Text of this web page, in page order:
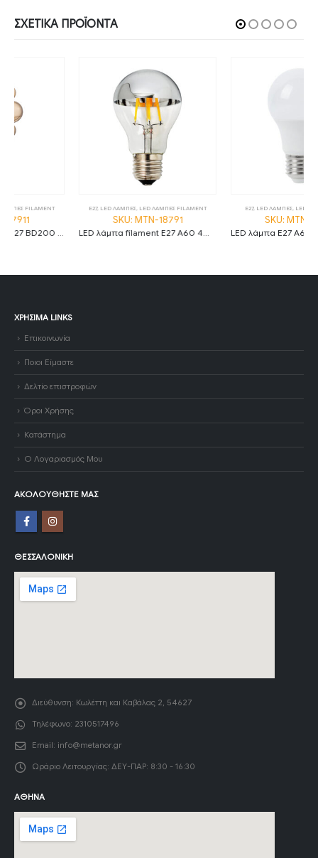
ΣΧΕΤΙΚΆ ΠΡΟΪΌΝΤΑ
E27 ,LED ΛΑΜΠΕΣ LED ΛΑΜΠΕΣ FILAMENT
SKU: MTN-18791
LED λάμπα filament E27 A60 4W 2700K θερμό λευκό ασημί και διάφανο
E27,LED ΛΑΜΠΕΣ LED ΛΑΜΠΕΣ ΚΟΙΝΕΣ
SKU: MTN-13601
LED λάμπα E27 A65 17W ψυχρό λευκό 6000K MTN-13601
ΧΡΉΣΙΜΑ LINKS
Επικοινωνία
Ποιοι Είμαστε
Δελτίο επιστροφών
Όροι Χρήσης
Κατάστημα
Ο Λογαριασμός Μου
ΑΚΟΛΟΥΘΉΣΤΕ ΜΑΣ
ΘΕΣΣΑΛΟΝΊΚΗ
Διεύθυνση: Κωλέττη και Καβάλας 2, 54627
Τηλέφωνο: 2310517496
Email: info@metanor.gr
Ωράριο Λειτουργίας: ΔΕΥ-ΠΑΡ: 8:30 - 16:30
ΑΘΉΝΑ